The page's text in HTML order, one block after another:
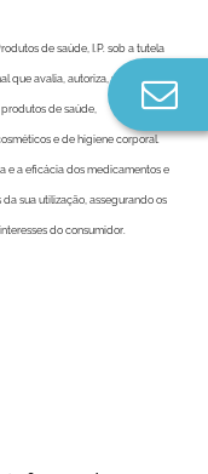
de saúde, I.P. sob a tutela
que avalia, autoriza, regula e
de saúde,
e de higiene corporal.
e a eficácia dos medicamentos e
sua utilização, assegurando os
do consumidor.